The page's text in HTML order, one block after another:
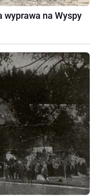
wyprawa na Wyspy